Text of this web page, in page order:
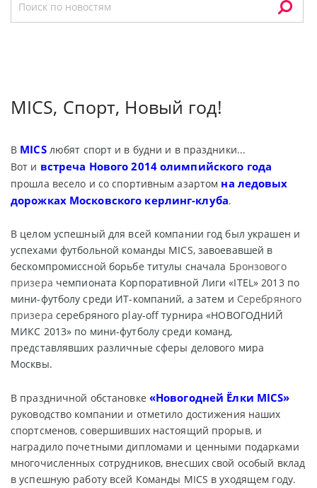
MICS, Спорт, Новый год!
В MICS любят спорт и в будни и в праздники...
Вот и встреча Нового 2014 олимпийского года
прошла весело и со спортивным азартом на ледовых
дорожках Московского керлинг-клуба.
В целом успешный для всей компании год был украшен и
успехами футбольной команды MICS, завоевавшей в
бескомпромиссной борьбе титулы сначала Бронзового
призера чемпионата Корпоративной Лиги «ITEL» 2013 по
мини-футболу среди ИТ-компаний, а затем и Серебряного
призера серебряного play-off турнира «НОВОГОДНИЙ
МИКС 2013» по мини-футболу среди команд,
представлявших различные сферы делового мира
Москвы.
В праздничной обстановке «Новогодней Ёлки MICS»
руководство компании и отметило достижения наших
спортсменов, совершивших настоящий прорыв, и
наградило почетными дипломами и ценными подарками
многочисленных сотрудников, внесших свой особый вклад
в успешную работу всей Команды MICS в уходящем году.